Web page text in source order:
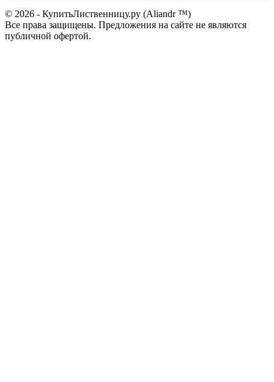
© 2026 - КупитьЛиственницу.ру (Aliandr ™)
Все права защищены. Предложения на сайте не являются
публичной офертой.